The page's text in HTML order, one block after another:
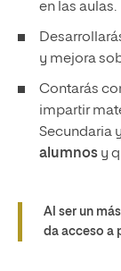
en las aulas.
y mejora
Contarás
impartir
Secundaria
alumnos y
Al ser un
da acceso a